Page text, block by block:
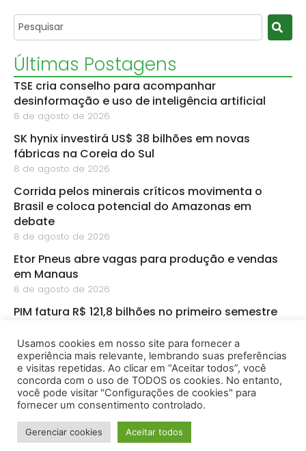
Últimas Postagens
TSE cria conselho para acompanhar
desinformação e uso de inteligência artificial
8 de agosto de 2026
SK hynix investirá US$ 38 bilhões em novas
fábricas na Coreia do Sul
8 de agosto de 2026
Corrida pelos minerais críticos movimenta o
Brasil e coloca potencial do Amazonas em
debate
8 de agosto de 2026
Etor Pneus abre vagas para produção e vendas
em Manaus
8 de agosto de 2026
PIM fatura R$ 121,8 bilhões no primeiro semestre
CBA abre inscrições para startups de
bioeconomia na Amazônia
8 de agosto de 2026
2026 - Amazônia Empreendedora - Todos os Direitos
Reservados
Usamos cookies em nosso site para fornecer a
experiência mais relevante, lembrando suas preferências
e visitas repetidas. Ao clicar em “Aceitar todos”, você
concorda com o uso de TODOS os cookies. No entanto,
você pode visitar "Configurações de cookies" para
fornecer um consentimento controlado.
Gerenciar cookies Aceitar todos